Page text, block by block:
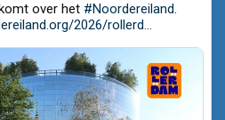
over het #Noordereiland.
2026/rollerd...